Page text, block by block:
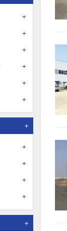
+
+
+
+
+
+
+
+
+
+
+
+